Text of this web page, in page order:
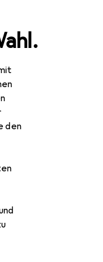
den
511
Makita DGA